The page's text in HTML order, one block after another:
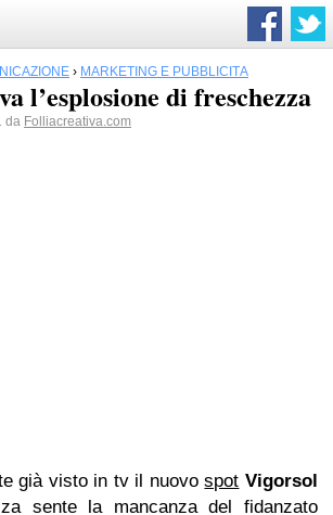
› MARKETING E PUBBLICITÀ
l’esplosione di freschezza
da Folliacreativa.com
già visto in tv il nuovospot Vigorsol
sente la mancanza del fidanzato